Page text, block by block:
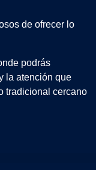
de ofrecer lo
podrás
la atención que
tradicional cercano